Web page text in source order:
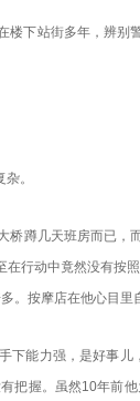
下站街多年，辨
。
蹲几天班房而已
行动中竟然没有按
。按摩店在他心目里
下能力强，是好事
把握。虽然10年前